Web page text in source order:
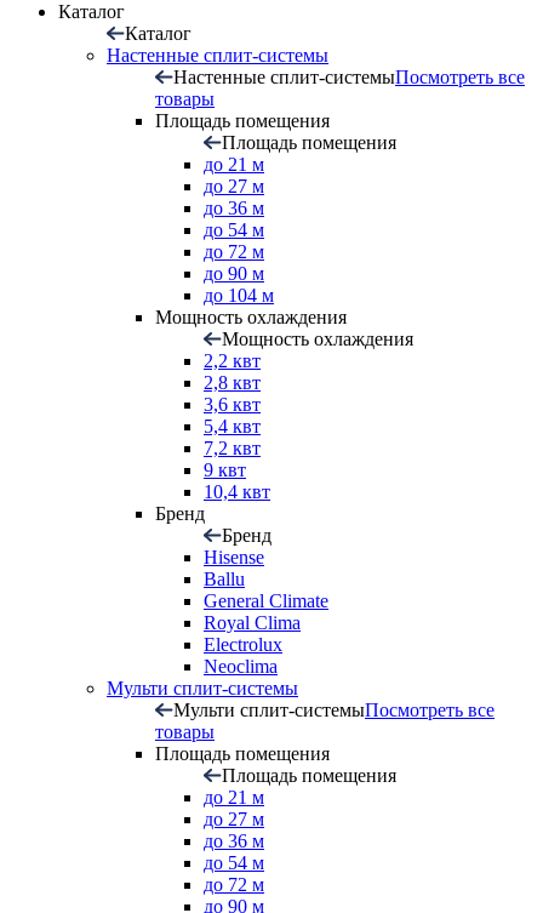
Каталог
Каталог
Настенные сплит-системы
Настенные сплит-системыПосмотреть все
товары
Площадь помещения
Площадь помещения
до 21 м
до 27 м
до 36 м
до 54 м
до 72 м
до 90 м
до 104 м
Мощность охлаждения
Мощность охлаждения
2,2 квт
2,8 квт
3,6 квт
5,4 квт
7,2 квт
9 квт
10,4 квт
Бренд
Бренд
Hisense
Ballu
General Climate
Royal Clima
Electrolux
Neoclima
Мульти сплит-системы
Мульти сплит-системыПосмотреть все
товары
Площадь помещения
Площадь помещения
до 21 м
до 27 м
до 36 м
до 54 м
до 72 м
до 90 м